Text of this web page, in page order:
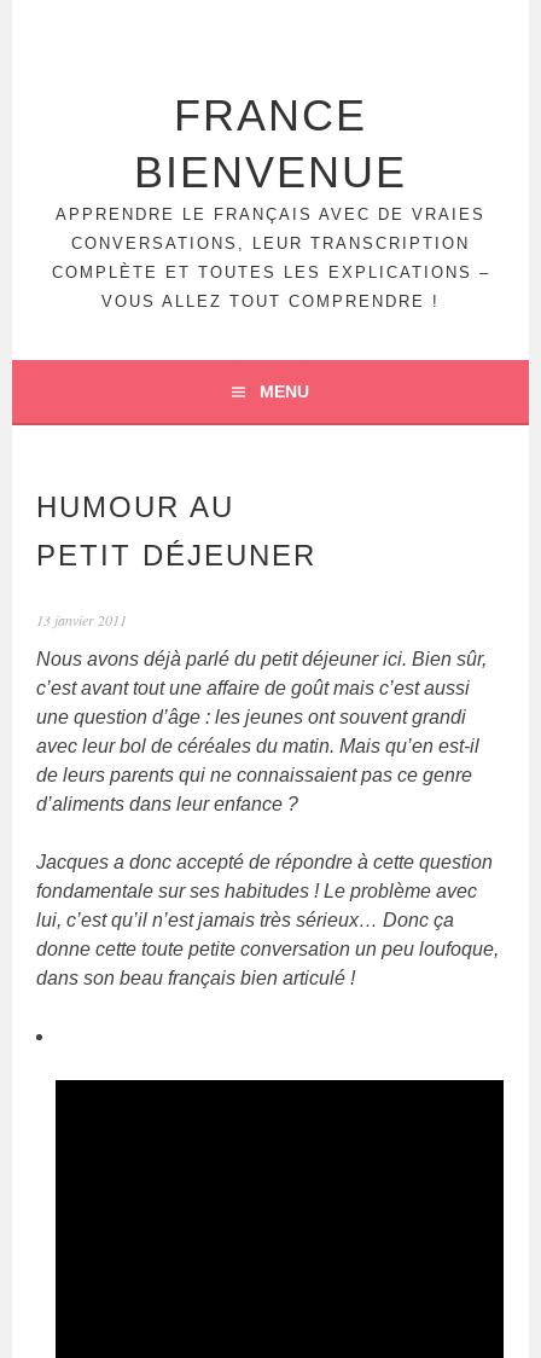
FRANCE
BIENVENUE
APPRENDRE LE FRANÇAIS AVEC DE VRAIES
CONVERSATIONS, LEUR TRANSCRIPTION
COMPLÈTE ET TOUTES LES EXPLICATIONS –
VOUS ALLEZ TOUT COMPRENDRE !
MENU
HUMOUR AU
PETIT DÉJEUNER
13 janvier 2011
Nous avons déjà parlé du petit déjeuner ici. Bien sûr,
c’est avant tout une affaire de goût mais c’est aussi
une question d’âge : les jeunes ont souvent grandi
avec leur bol de céréales du matin. Mais qu’en est-il
de leurs parents qui ne connaissaient pas ce genre
d’aliments dans leur enfance ?
Jacques a donc accepté de répondre à cette question
fondamentale sur ses habitudes ! Le problème avec
lui, c’est qu’il n’est jamais très sérieux… Donc ça
donne cette toute petite conversation un peu loufoque,
dans son beau français bien articulé !